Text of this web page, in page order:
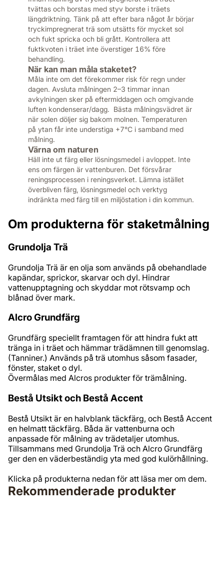
tvättas och borstas med styv borste i träets
längdriktning. Tänk på att efter bara något år börjar
tryckimpregnerat trä som utsätts för mycket sol
och fukt spricka och bli grått. Kontrollera att
fuktkvoten i träet inte överstiger 16% före
behandling.
När kan man måla staketet?
Måla inte om det förekommer risk för regn under
dagen. Avsluta målningen 2–3 timmar innan
avkylningen sker på eftermiddagen och omgivande
luften kondenserar/dagg. Bästa målningsvädret är
när solen döljer sig bakom molnen. Temperaturen
på ytan får inte understiga +7°C i samband med
målning.
Värna om naturen
Häll inte ut färg eller lösningsmedel i avloppet. Inte
ens om färgen är vattenburen. Det försvårar
reningsprocessen i reningsverket. Lämna istället
överbliven färg, lösningsmedel och verktyg
indränkta med färg till en miljöstation i din kommun.
Om produkterna för staketmålning
Grundolja Trä
Grundolja Trä är en olja som används på obehandlade
kapändar, sprickor, skarvar och dyl. Hindrar
vattenupptagning och skyddar mot rötsvamp och
blånad över mark.
Alcro Grundfärg
Grundfärg speciellt framtagen för att hindra fukt att
tränga in i träet och hämmar trädämnen till genomslag.
(Tanniner.) Används på trä utomhus såsom fasader,
fönster, staket o dyl.
Övermålas med Alcros produkter för trämålning.
Bestå Utsikt och Bestå Accent
Bestå Utsikt är en halvblank täckfärg, och Bestå Accent
en helmatt täckfärg. Båda är vattenburna och
anpassade för målning av trädetaljer utomhus.
Tillsammans med Grundolja Trä och Alcro Grundfärg
ger den en väderbeständig yta med god kulörhållning.
Klicka på produkterna nedan för att läsa mer om dem.
Rekommenderade produkter